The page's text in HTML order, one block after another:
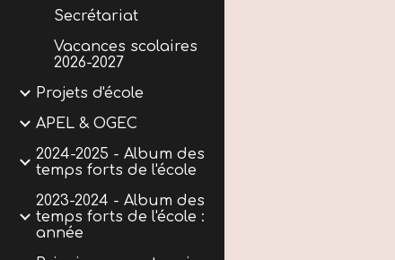
Secrétariat
Vacances scolaires
2026-2027
Projets d'école
APEL & OGEC
2024-2025 - Album des
temps forts de l'école
2023-2024 - Album des
temps forts de l'école :
année